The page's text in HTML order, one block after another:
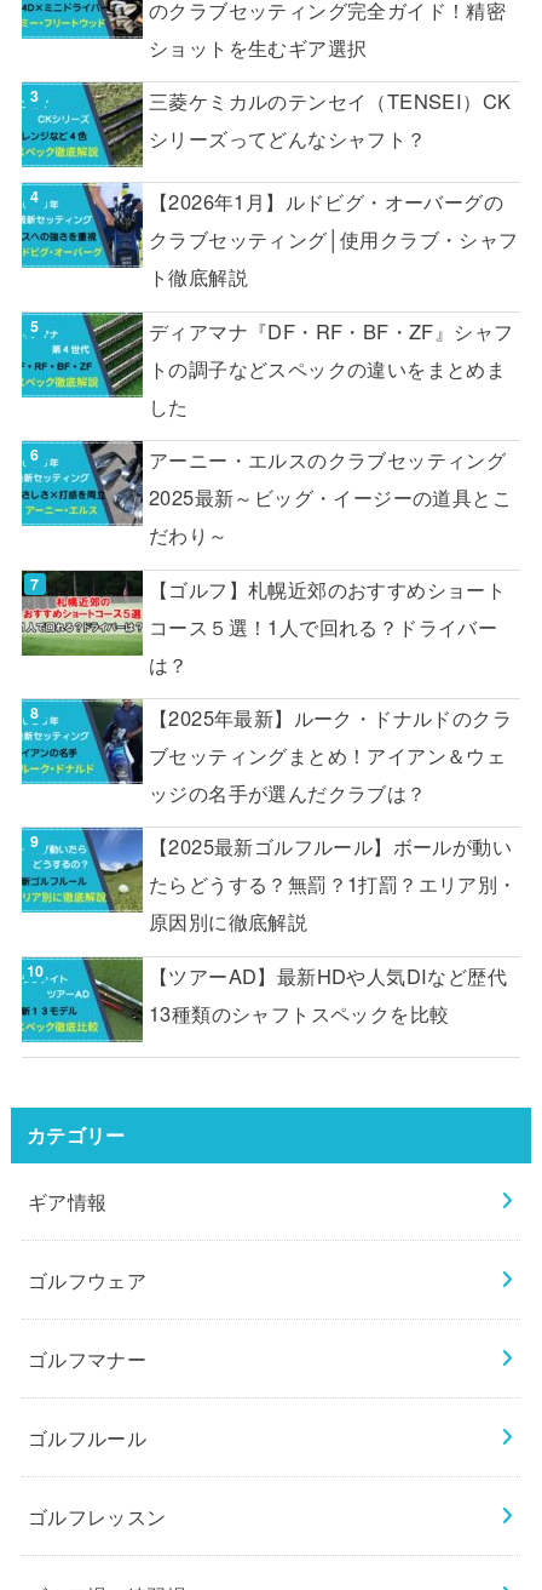
のクラブセッティング完全ガイド！精密
ショットを生むギア選択
三菱ケミカルのテンセイ（TENSEI）CK
シリーズってどんなシャフト？
【2026年1月】ルドビグ・オーバーグの
クラブセッティング│使用クラブ・シャフ
ト徹底解説
ディアマナ『DF・RF・BF・ZF』シャフ
トの調子などスペックの違いをまとめま
した
アーニー・エルスのクラブセッティング
2025最新～ビッグ・イージーの道具とこ
だわり～
【ゴルフ】札幌近郊のおすすめショート
コース５選！1人で回れる？ドライバー
は？
【2025年最新】ルーク・ドナルドのクラ
ブセッティングまとめ！アイアン＆ウェ
ッジの名手が選んだクラブは？
【2025最新ゴルフルール】ボールが動い
たらどうする？無罰？1打罰？エリア別・
原因別に徹底解説
【ツアーAD】最新HDや人気DIなど歴代
13種類のシャフトスペックを比較
カテゴリー
ギア情報
ゴルフウェア
ゴルフマナー
ゴルフルール
ゴルフレッスン